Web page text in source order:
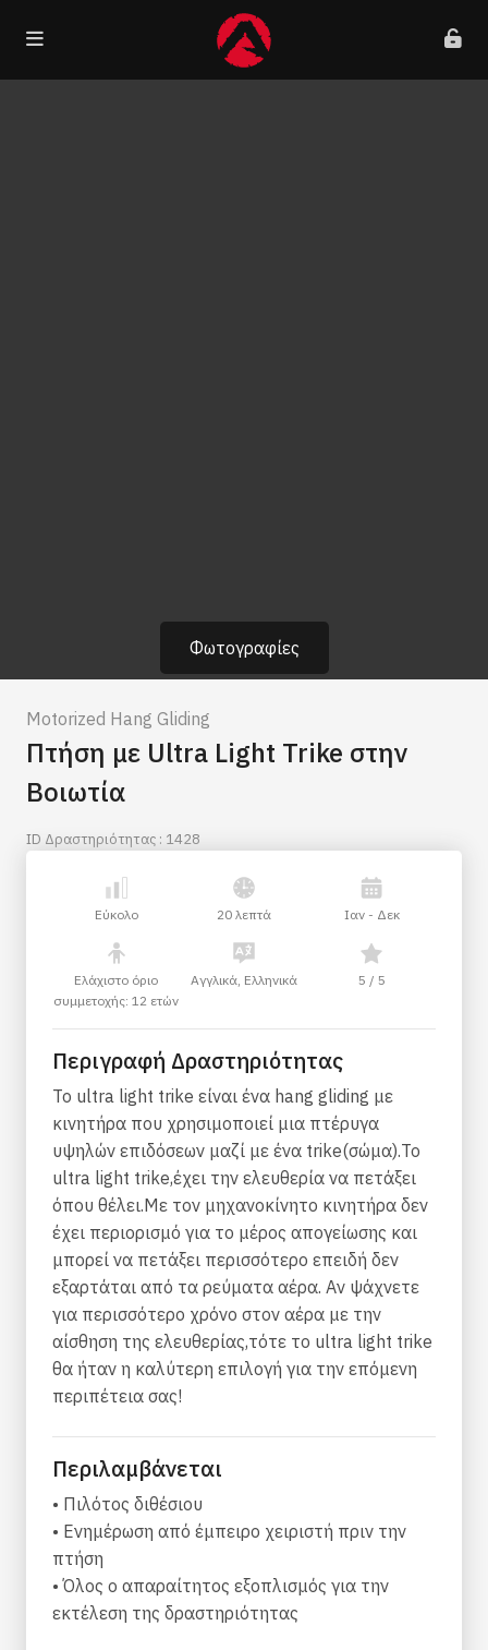
Φωτογραφίες
Motorized Hang Gliding
Πτήση με Ultra Light Trike στην
Βοιωτία
ID Δραστηριότητας : 1428
Εύκολο 20 λεπτά Ιαν - Δεκ
Ελάχιστο όριο
συμμετοχής: 12 ετών
Αγγλικά, Ελληνικά 5 / 5
Περιγραφή Δραστηριότητας
Το ultra light trike είναι ένα hang gliding με
κινητήρα που χρησιμοποιεί μια πτέρυγα
υψηλών επιδόσεων μαζί με ένα trike(σώμα).Το
ultra light trike,έχει την ελευθερία να πετάξει
όπου θέλει.Με τον μηχανοκίνητο κινητήρα δεν
έχει περιορισμό για το μέρος απογείωσης και
μπορεί να πετάξει περισσότερο επειδή δεν
εξαρτάται από τα ρεύματα αέρα. Αν ψάχνετε
για περισσότερο χρόνο στον αέρα με την
αίσθηση της ελευθερίας,τότε το ultra light trike
θα ήταν η καλύτερη επιλογή για την επόμενη
περιπέτεια σας!
Περιλαμβάνεται
• Πιλότος διθέσιου
• Ενημέρωση από έμπειρο χειριστή πριν την
πτήση
• Όλος ο απαραίτητος εξοπλισμός για την
εκτέλεση της δραστηριότητας